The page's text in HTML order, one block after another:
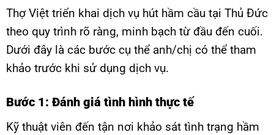
Thợ Việt triển khai dịch vụ hút hầm cầu tại Thủ Đức
theo quy trình rõ ràng, minh bạch từ đầu đến cuối.
Dưới đây là các bước cụ thể anh/chị có thể tham
khảo trước khi sử dụng dịch vụ.
Bước 1: Đánh giá tình hình thực tế
Kỹ thuật viên đến tận nơi khảo sát tình trạng hầm